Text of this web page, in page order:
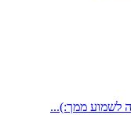
לשמוע ממך:)...